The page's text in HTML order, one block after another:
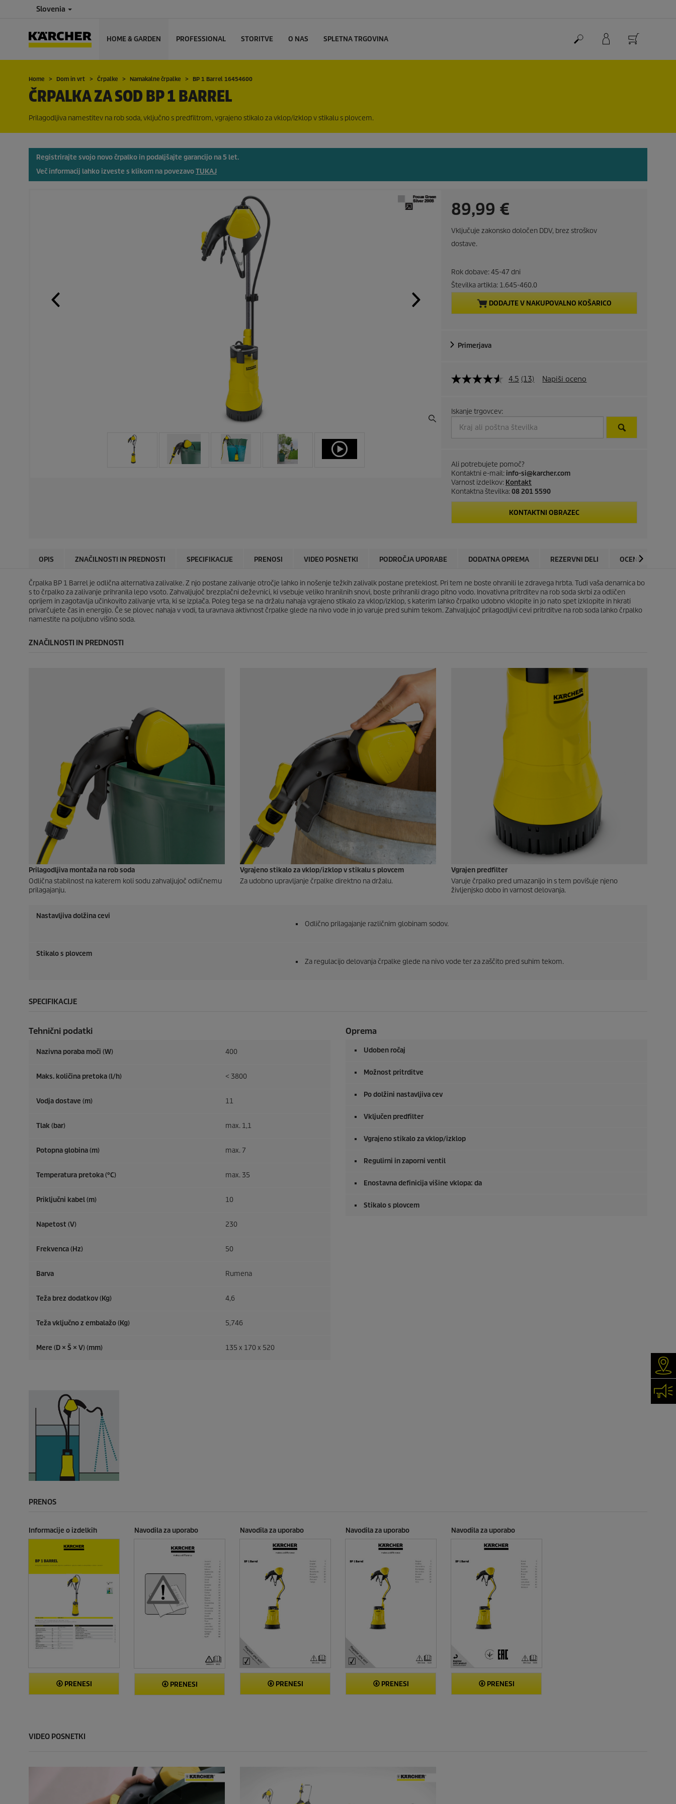
Slovenia
HOME & GARDEN PROFESSIONAL STORITVE O NAS SPLETNA TRGOVINA
Home Dom in vrt Črpalke Namakalne črpalke BP 1 Barrel 16454600
ČRPALKA ZA SOD BP 1 BARREL
Prilagodljiva namestitev na rob soda, vključno s predfiltrom, vgrajeno stikalo za vklop/izklop v stikalu s plovcem.
Registrirajte svojo novo črpalko in podaljšajte garancijo na 5 let.
Več informacij lahko izveste s klikom na povezavoTUKAJ
C
u
r
r
e
n
p
r
d
u
c
t
p
r
e
89,99 €
Vključuje zakonsko določen DDV, brez stroškov
dostave.
Rok dobave: 45-47 dni
Številka artikla: 1.645-460.0
DODAJTE V NAKUPOVALNO KOŠARICO
Primerjava
4.5 (13) Napiši oceno
Iskanje trgovcev:
Ali potrebujete pomoč?
Kontaktni e-mail: info-si@karcher.com
Varnost izdelkov: Kontakt
Kontaktna številka:08 201 5590
KONTAKTNI OBRAZEC
OPIS ZNAČILNOSTI IN PREDNOSTI SPECIFIKACIJE PRENOSI VIDEO POSNETKI PODROČJA UPORABE DODATNA OPREMA REZERVNI DELI OCENE
Črpalka BP 1 Barrel je odlična alternativa zalivalke. Z njo postane zalivanje otročje lahko in nošenje težkih zalivalk postane preteklost. Pri tem ne boste ohranili le zdravega hrbta. Tudi vaša denarnica bo
s to črpalko za zalivanje prihranila lepo vsoto. Zahvaljujoč brezplačni deževnici, ki vsebuje veliko hranilnih snovi, boste prihranili drago pitno vodo. Inovativna pritrditev na rob soda skrbi za odličen
oprijem in zagotavlja učinkovito zalivanje vrta, ki se izplača. Poleg tega se na držalu nahaja vgrajeno stikalo za vklop/izklop, s katerim lahko črpalko udobno vklopite in jo nato spet izklopite in hkrati
privarčujete čas in energijo. Če se plovec nahaja v vodi, ta uravnava aktivnost črpalke glede na nivo vode in jo varuje pred suhim tekom. Zahvaljujoč prilagodljivi cevi pritrditve na rob soda lahko črpalko
namestite na poljubno višino soda.
ZNAČILNOSTI IN PREDNOSTI
Prilagodljiva montaža na rob soda
Odlična stabilnost na katerem koli sodu zahvaljujoč odličnemu
prilagajanju.
Vgrajeno stikalo za vklop/izklop v stikalu s plovcem
Za udobno upravljanje črpalke direktno na držalu.
Vgrajen predfilter
Varuje črpalko pred umazanijo in s tem povišuje njeno
življenjsko dobo in varnost delovanja.
Nastavljiva dolžina cevi
Odlično prilagajanje različnim globinam sodov.
Stikalo s plovcem
Za regulacijo delovanja črpalke glede na nivo vode ter za zaščito pred suhim tekom.
SPECIFIKACIJE
Tehnični podatki
Nazivna poraba moči (W) 400
Maks. količina pretoka (l/h) < 3800
Vodja dostave (m) 11
Tlak (bar) max. 1,1
Potopna globina (m) max. 7
Temperatura pretoka (°C) max. 35
Priključni kabel (m) 10
Napetost (V) 230
Frekvenca (Hz) 50
Barva Rumena
Teža brez dodatkov (Kg) 4,6
Teža vključno z embalažo (Kg) 5,746
Mere (D × Š × V) (mm) 135 x 170 x 520
Oprema
Udoben ročaj
Možnost pritrditve
Po dolžini nastavljiva cev
Vključen predfilter
Vgrajeno stikalo za vklop/izklop
Regulirni in zaporni ventil
Enostavna definicija višine vklopa: da
Stikalo s plovcem
PRENOS
Informacije o izdelkih
PRENESI
Navodila za uporabo
PRENESI
Navodila za uporabo
PRENESI
Navodila za uporabo
PRENESI
Navodila za uporabo
PRENESI
VIDEO POSNETKI